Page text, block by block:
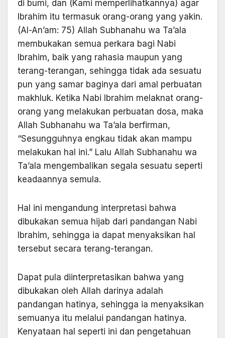
di bumi, dan (Kami memperlihatkannya) agar
Ibrahim itu termasuk orang-orang yang yakin.
(Al-An’am: 75) Allah Subhanahu wa Ta’ala
membukakan semua perkara bagi Nabi
Ibrahim, baik yang rahasia maupun yang
terang-terangan, sehingga tidak ada sesuatu
pun yang samar baginya dari amal perbuatan
makhluk. Ketika Nabi Ibrahim melaknat orang-
orang yang melakukan perbuatan dosa, maka
Allah Subhanahu wa Ta’ala berfirman,
“Sesungguhnya engkau tidak akan mampu
melakukan hal ini.” Lalu Allah Subhanahu wa
Ta’ala mengembalikan segala sesuatu seperti
keadaannya semula.
Hal ini mengandung interpretasi bahwa
dibukakan semua hijab dari pandangan Nabi
Ibrahim, sehingga ia dapat menyaksikan hal
tersebut secara terang-terangan.
Dapat pula diinterpretasikan bahwa yang
dibukakan oleh Allah darinya adalah
pandangan hatinya, sehingga ia menyaksikan
semuanya itu melalui pandangan hatinya.
Kenyataan hal seperti ini dan pengetahu­an